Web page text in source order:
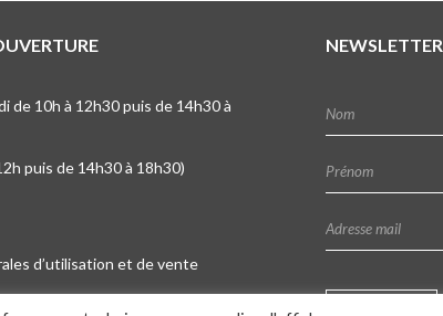
de 10h à 12h30 puis de 14h30 à
puis de 14h30 à 18h30)
d’utilisation et de vente
NEWSLETTER